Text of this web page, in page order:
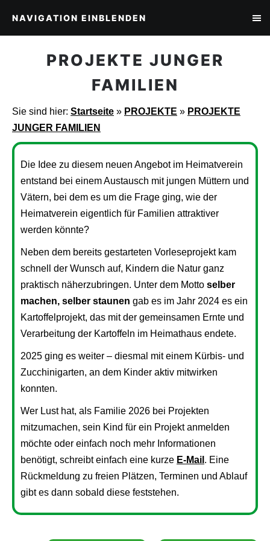
NAVIGATION EINBLENDEN
PROJEKTE JUNGER
FAMILIEN
Sie sind hier: Startseite » PROJEKTE » PROJEKTE
JUNGER FAMILIEN
Die Idee zu diesem neuen Angebot im Heimatverein
entstand bei einem Austausch mit jungen Müttern und
Vätern, bei dem es um die Frage ging, wie der
Heimatverein eigentlich für Familien attraktiver
werden könnte?
Neben dem bereits gestarteten Vorleseprojekt kam
schnell der Wunsch auf, Kindern die Natur ganz
praktisch näherzubringen. Unter dem Motto selber
machen, selber staunen gab es im Jahr 2024 es ein
Kartoffelprojekt, das mit der gemeinsamen Ernte und
Verarbeitung der Kartoffeln im Heimathaus endete.
2025 ging es weiter – diesmal mit einem Kürbis- und
Zucchinigarten, an dem Kinder aktiv mitwirken
konnten.
Wer Lust hat, als Familie 2026 bei Projekten
mitzumachen, sein Kind für ein Projekt anmelden
möchte oder einfach noch mehr Informationen
benötigt, schreibt einfach eine kurze E-Mail . Eine
Rückmeldung zu freien Plätzen, Terminen und Ablauf
gibt es dann sobald diese feststehen.